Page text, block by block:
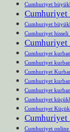
Cumhuriyet
Cumhuriyet
Cumhuriyet
Cumhuriyet hisseli
Cumhuriyet
Cumhuriyet kurban
Cumhuriyet
Cumhuriyet
Cumhuriyet
Cumhuriyet kurban
Cumhuriyet
Cumhuriyet
Cumhuriyet
Cumhuriyet online